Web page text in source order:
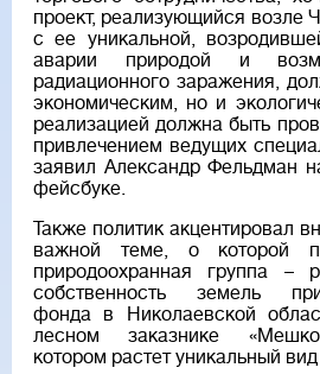
проект, реализующийся возле
с ее уникальной,
аварии природой и
радиационного заражения,
экономическим, но и
реализацией должна быть
привлечением ведущих
заявил Александр Фельдман
фейсбуке.
Также политик акцентировал
важной теме, о которой
природоохранная группа –
собственность земель
фонда в Николаевской
лесном заказнике
котором растет уникальный